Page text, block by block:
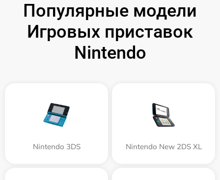
Популярные модели
Игровых приставок
Nintendo
Nintendo 3DS Nintendo New 2DS XL